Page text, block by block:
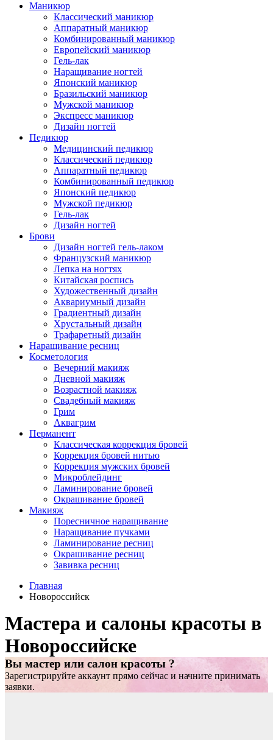
Маникюр
Классический маникюр
Аппаратный маникюр
Комбинированный маникюр
Европейский маникюр
Гель-лак
Наращивание ногтей
Японский маникюр
Бразильский маникюр
Мужской маникюр
Экспресс маникюр
Дизайн ногтей
Педикюр
Медицинский педикюр
Классический педикюр
Аппаратный педикюр
Комбинированный педикюр
Японский педикюр
Мужской педикюр
Гель-лак
Дизайн ногтей
Брови
Дизайн ногтей гель-лаком
Французский маникюр
Лепка на ногтях
Китайская роспись
Художественный дизайн
Аквариумный дизайн
Градиентный дизайн
Хрустальный дизайн
Трафаретный дизайн
Наращивание ресниц
Косметология
Вечерний макияж
Дневной макияж
Возрастной макияж
Свадебный макияж
Грим
Аквагрим
Перманент
Классическая коррекция бровей
Коррекция бровей нитью
Коррекция мужских бровей
Микроблейдинг
Ламинирование бровей
Окрашивание бровей
Макияж
Поресничное наращивание
Наращивание пучками
Ламинирование ресниц
Окрашивание ресниц
Завивка ресниц
Главная
Новороссийск
Мастера и салоны красоты в
Новороссийске
Вы мастер или салон красоты ?
Зарегистрируйте аккаунт прямо сейчас и начните принимать
заявки.